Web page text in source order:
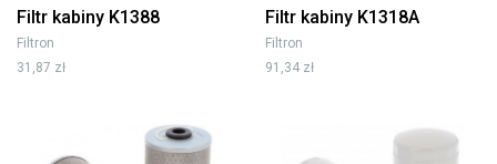
Filtr kabiny K1388
Filtron
31,87 zł
Filtr kabiny K1318A
Filtron
91,34 zł